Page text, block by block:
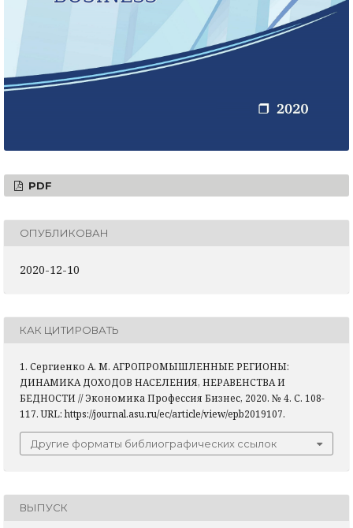
PDF
ОПУБЛИКОВАН
2020-12-10
КАК ЦИТИРОВАТЬ
1. Сергиенко А. М. АГРОПРОМЫШЛЕННЫЕ РЕГИОНЫ:
ДИНАМИКА ДОХОДОВ НАСЕЛЕНИЯ, НЕРАВЕНСТВА И
БЕДНОСТИ // Экономика Профессия Бизнес, 2020. № 4. С. 108-
117. URL: https://journal.asu.ru/ec/article/view/epb2019107.
Другие форматы библиографических ссылок
ВЫПУСК